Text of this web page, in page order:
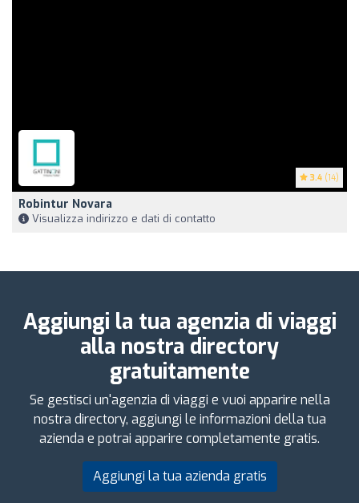
3.4 (14)
Robintur Novara
Visualizza indirizzo e dati di contatto
Aggiungi la tua agenzia di viaggi
alla nostra directory
gratuitamente
Se gestisci un'agenzia di viaggi e vuoi apparire nella
nostra directory, aggiungi le informazioni della tua
azienda e potrai apparire completamente gratis.
Aggiungi la tua azienda gratis